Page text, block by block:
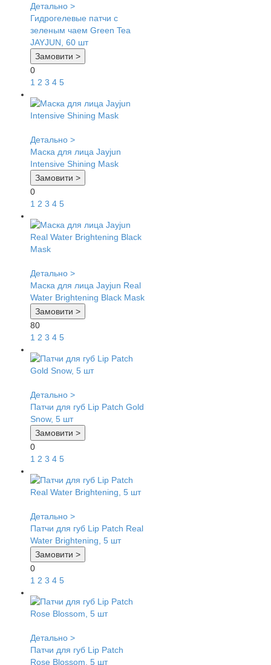
Детально >
Гидрогелевые патчи с
зеленым чаем Green Tea
JAYJUN, 60 шт
Замовити >
0
1 2 3 4 5
Детально >
Маска для лица Jayjun
Intensive Shining Mask
Замовити >
0
1 2 3 4 5
Детально >
Маска для лица Jayjun Real
Water Brightening Black Mask
Замовити >
80
1 2 3 4 5
Детально >
Патчи для губ Lip Patch Gold
Snow, 5 шт
Замовити >
0
1 2 3 4 5
Детально >
Патчи для губ Lip Patch Real
Water Brightening, 5 шт
Замовити >
0
1 2 3 4 5
Детально >
Патчи для губ Lip Patch
Rose Blossom, 5 шт